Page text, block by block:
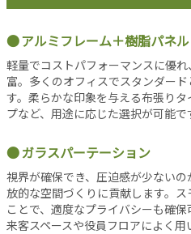
ム
各
種
投
稿
記
新
着
記
事
アルミフレーム＋樹脂パネル
軽量でコストパフォーマンスに優
富。多くのオフィスでスタンダー
す。柔らかな印象を与える布張り
プなど、用途に応じた選択が可能で
ガラスパーテーション
視界が確保でき、圧迫感が少ない
放的な空間づくりに貢献します。
ことで、適度なプライバシーも確保
来客スペースや役員フロアによく用